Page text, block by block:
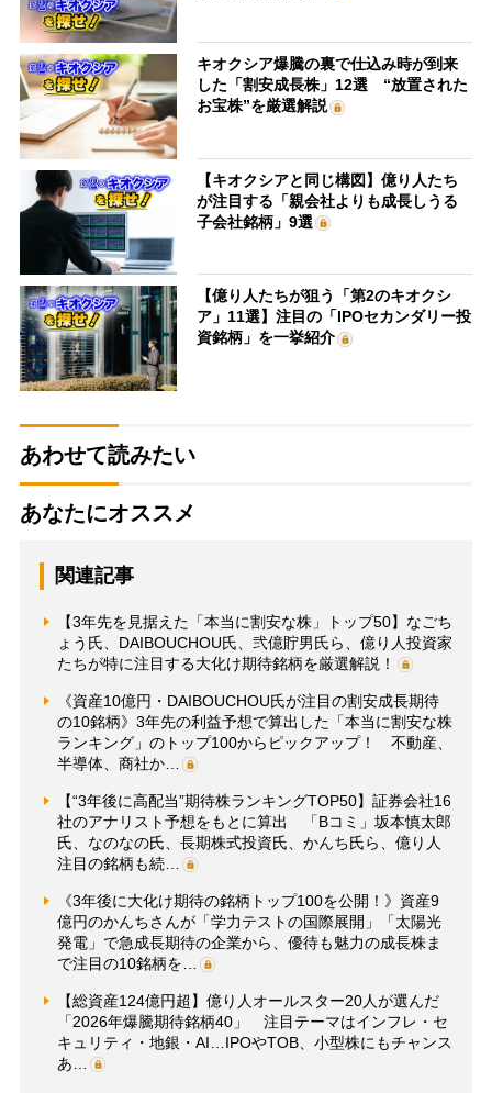
キオクシア爆騰の裏で仕込み時が到来
した「割安成長株」12選 “放置された
お宝株”を厳選解説
【キオクシアと同じ構図】億り人たち
が注目する「親会社よりも成長しうる
子会社銘柄」9選
【億り人たちが狙う「第2のキオクシ
ア」11選】注目の「IPOセカンダリー投
資銘柄」を一挙紹介
あわせて読みたい
あなたにオススメ
関連記事
【3年先を見据えた「本当に割安な株」トップ50】なごち
ょう氏、DAIBOUCHOU氏、弐億貯男氏ら、億り人投資家
たちが特に注目する大化け期待銘柄を厳選解説！
《資産10億円・DAIBOUCHOU氏が注目の割安成長期待
の10銘柄》3年先の利益予想で算出した「本当に割安な株
ランキング」のトップ100からピックアップ！ 不動産、
半導体、商社か…
【“3年後に高配当”期待株ランキングTOP50】証券会社16
社のアナリスト予想をもとに算出 「Bコミ」坂本慎太郎
氏、なのなの氏、長期株式投資氏、かんち氏ら、億り人
注目の銘柄も続…
《3年後に大化け期待の銘柄トップ100を公開！》資産9
億円のかんちさんが「学力テストの国際展開」「太陽光
発電」で急成長期待の企業から、優待も魅力の成長株ま
で注目の10銘柄を…
【総資産124億円超】億り人オールスター20人が選んだ
「2026年爆騰期待銘柄40」 注目テーマはインフレ・セ
キュリティ・地銀・AI…IPOやTOB、小型株にもチャンス
あ…